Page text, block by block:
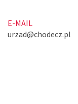
E-MAIL
urzad@chodecz.pl